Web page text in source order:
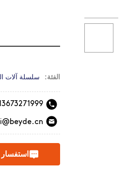
الفئة: سلسلة آلات
86-13673271999
استفسار